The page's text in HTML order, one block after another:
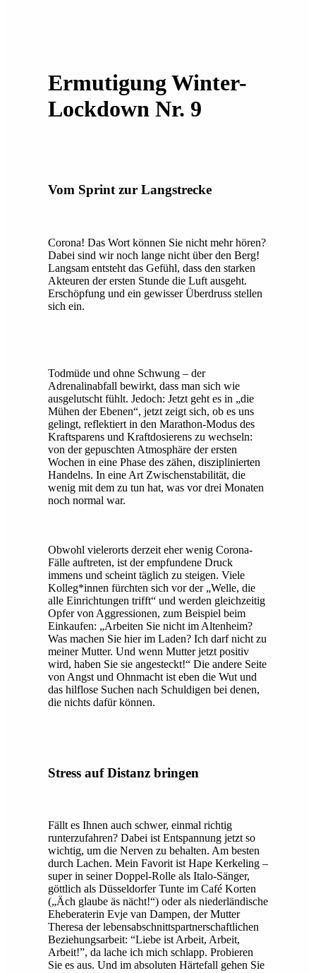
Ermutigung Winter-
Lockdown Nr. 9
Vom Sprint zur Langstrecke
Corona! Das Wort können Sie nicht mehr hören?
Dabei sind wir noch lange nicht über den Berg!
Langsam entsteht das Gefühl, dass den starken
Akteuren der ersten Stunde die Luft ausgeht.
Erschöpfung und ein gewisser Überdruss stellen
sich ein.
Todmüde und ohne Schwung – der
Adrenalinabfall bewirkt, dass man sich wie
ausgelutscht fühlt. Jedoch: Jetzt geht es in „die
Mühen der Ebenen“, jetzt zeigt sich, ob es uns
gelingt, reflektiert in den Marathon-Modus des
Kraftsparens und Kraftdosierens zu wechseln:
von der gepuschten Atmosphäre der ersten
Wochen in eine Phase des zähen, disziplinierten
Handelns. In eine Art Zwischenstabilität, die
wenig mit dem zu tun hat, was vor drei Monaten
noch normal war.
Obwohl vielerorts derzeit eher wenig Corona-
Fälle auftreten, ist der empfundene Druck
immens und scheint täglich zu steigen. Viele
Kolleg*innen fürchten sich vor der „Welle, die
alle Einrichtungen trifft“ und werden gleichzeitig
Opfer von Aggressionen, zum Beispiel beim
Einkaufen: „Arbeiten Sie nicht im Altenheim?
Was machen Sie hier im Laden? Ich darf nicht zu
meiner Mutter. Und wenn Mutter jetzt positiv
wird, haben Sie sie angesteckt!“ Die andere Seite
von Angst und Ohnmacht ist eben die Wut und
das hilflose Suchen nach Schuldigen bei denen,
die nichts dafür können.
Stress auf Distanz bringen
Fällt es Ihnen auch schwer, einmal richtig
runterzufahren? Dabei ist Entspannung jetzt so
wichtig, um die Nerven zu behalten. Am besten
durch Lachen. Mein Favorit ist Hape Kerkeling –
super in seiner Doppel-Rolle als Italo-Sänger,
göttlich als Düsseldorfer Tunte im Café Korten
(„Äch glaube äs nächt!“) oder als niederländische
Eheberaterin Evje van Dampen, der Mutter
Theresa der lebensabschnittspartnerschaftlichen
Beziehungsarbeit: “Liebe ist Arbeit, Arbeit,
Arbeit!”, da lache ich mich schlapp. Probieren
Sie es aus. Und im absoluten Härtefall gehen Sie